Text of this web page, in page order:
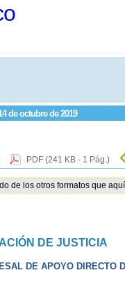
de octubre de 2019
PDF (241 KB - 1 Pág.)
de los otros formatos que
DE JUSTICIA
DE APOYO DIRECTO